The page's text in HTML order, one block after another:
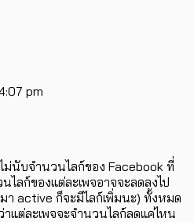
pm
ม่นับจำนวนไลก์ของ Facebook ที่
ลก์ของแต่ละเพจอาจจะลดลงไป
active ก็จะมีไลก์เพิ่มนะ) ทั้งหมด
แต่ละเพจจะจำนวนไลก์ลดแค่ไหน